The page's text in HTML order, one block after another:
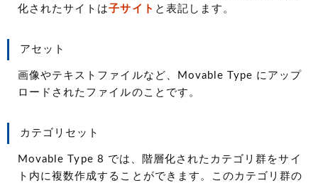
化されたサイトは子サイト と表記します。
アセット
画像やテキストファイルなど、Movable Type にアップ
ロードされたファイルのことです。
カテゴリセット
Movable Type 8 では、階層化されたカテゴリ群をサイ
ト内に複数作成することができます。このカテゴリ群の